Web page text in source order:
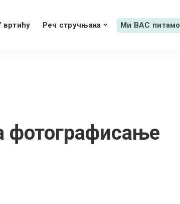
вртићу Реч стручњака Ми ВАС питамо
фотографисање